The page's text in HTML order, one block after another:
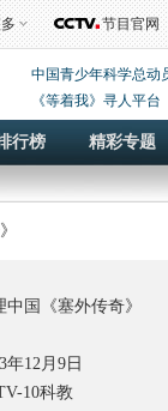
节目官网
中国青少年科学总动
《等着我》寻人平台
行榜 精彩专题
中国《塞外传奇》
年12月9日
10科教